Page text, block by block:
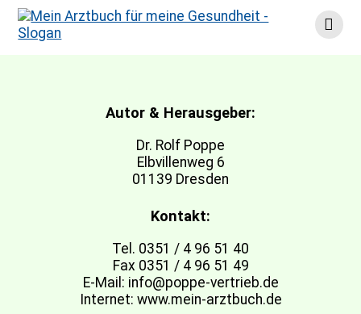
Skip
to
Impressum
Autor & Herausgeber:
Dr. Rolf Poppe
Elbvillenweg 6
01139 Dresden
Kontakt:
Tel. 0351 / 4 96 51 40
Fax 0351 / 4 96 51 49
E-Mail: info@poppe-vertrieb.de
Internet: www.mein-arztbuch.de